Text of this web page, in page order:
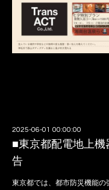
2025-06-01 00:00:00
■東京都配電地上
告
東京都では、都市防災機能